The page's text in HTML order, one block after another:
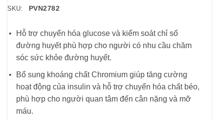
SKU: PVN2782
Hỗ trợ chuyển hóa glucose và kiểm soát chỉ số
đường huyết phù hợp cho người có nhu cầu chăm
sóc sức khỏe đường huyết.
Bổ sung khoáng chất Chromium giúp tăng cường
hoạt động của insulin và hỗ trợ chuyển hóa chất béo,
phù hợp cho người quan tâm đến cân nặng và mỡ
máu.